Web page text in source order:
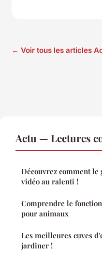
← Voir tous les articles
Actu — Lectures
Découvrez comment
vidéo au ralenti !
Comprendre le
pour animaux
Les meilleures cuves
jardiner !